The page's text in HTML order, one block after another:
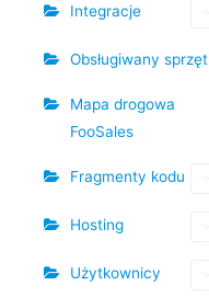
Integracje
Obsługiwany sprzęt
Mapa drogowa
FooSales
Fragmenty kodu
Hosting
Użytkownicy